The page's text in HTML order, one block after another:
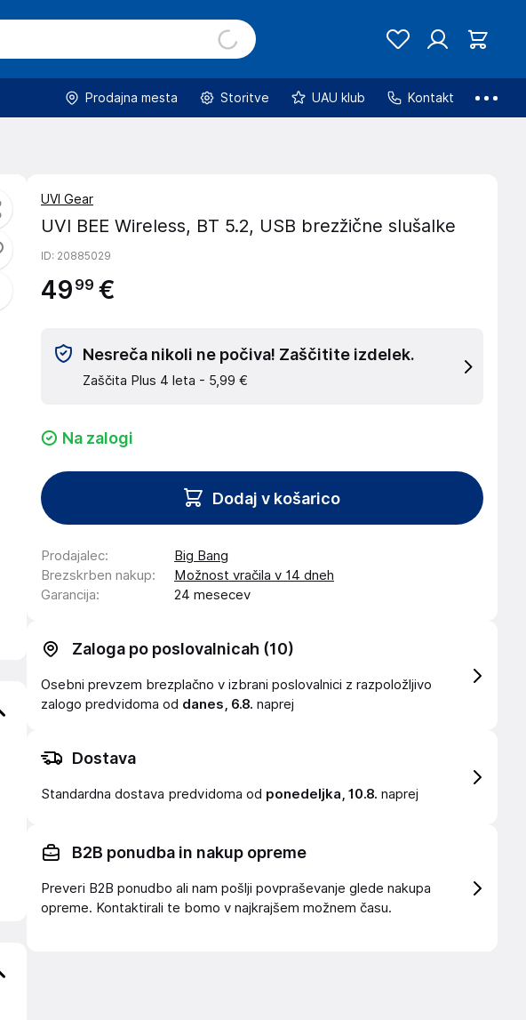
Prodajna mesta Storitve UAU klub Kontakt
UVI Gear
UVI BEE Wireless, BT 5.2, USB brezžične slušalke
ID: 20885029
49 99 €
Nesreča nikoli ne počiva! Zaščitite izdelek.
Zaščita Plus 4 leta - 5,99 €
Na zalogi
Dodaj v košarico
Prodajalec:
Big Bang
Brezskrben nakup:
Možnost vračila v 14 dneh
Garancija: 24 mesecev
Zaloga po poslovalnicah (10)
Osebni prevzem brezplačno v izbrani poslovalnici z razpoložljivo
zalogo predvidoma od danes, 6.8. naprej
Dostava
Standardna dostava predvidoma od ponedeljka, 10.8. naprej
B2B ponudba in nakup opreme
Preveri B2B ponudbo ali nam pošlji povpraševanje glede nakupa
opreme. Kontaktirali te bomo v najkrajšem možnem času.